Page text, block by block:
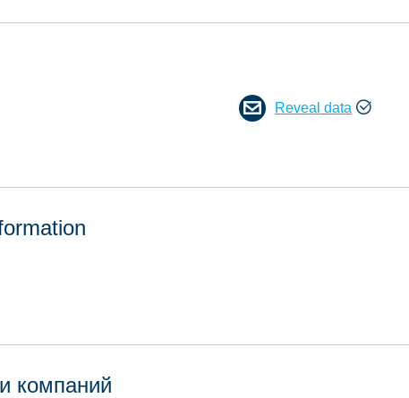
Reveal data
компаний